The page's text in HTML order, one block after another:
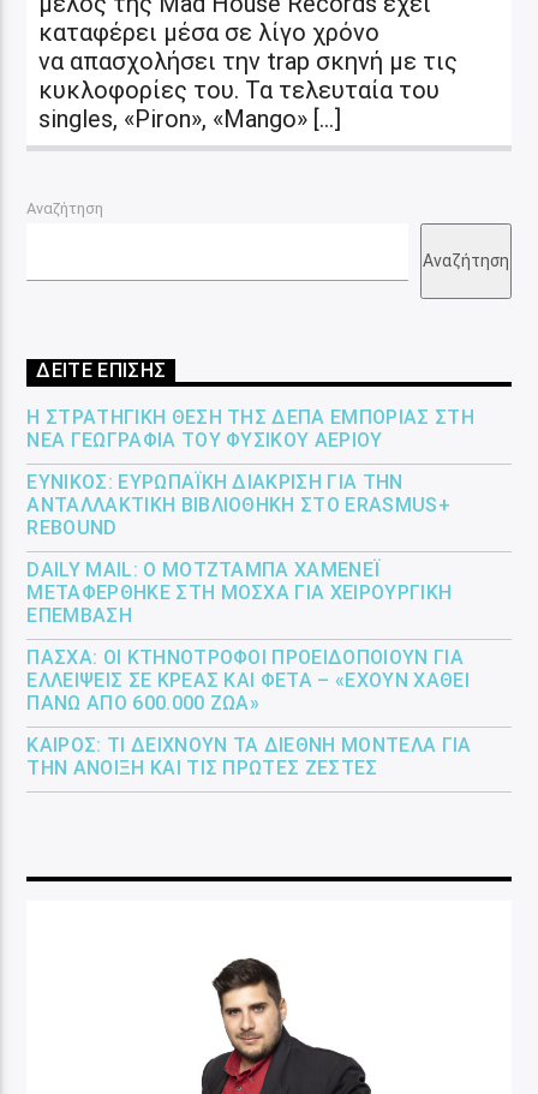
καταφέρει μέσα σε λίγο χρόνο
να απασχολήσει την trap σκηνή με τις
κυκλοφορίες του. Τα τελευταία του
singles, «Piron», «Mango» […]
Αναζήτηση
Αναζήτηση
ΔΕΙΤΕ ΕΠΙΣΗΣ
Η ΣΤΡΑΤΗΓΙΚΉ ΘΈΣΗ ΤΗΣ ΔΕΠΑ ΕΜΠΟΡΊΑΣ ΣΤΗ
ΝΈΑ ΓΕΩΓΡΑΦΊΑ ΤΟΥ ΦΥΣΙΚΟΎ ΑΕΡΊΟΥ
ΕΎΝΙΚΟΣ: ΕΥΡΩΠΑΪΚΉ ΔΙΆΚΡΙΣΗ ΓΙΑ ΤΗΝ
ΑΝΤΑΛΛΑΚΤΙΚΉ ΒΙΒΛΙΟΘΉΚΗ ΣΤΟ ERASMUS+
REBOUND
DAILY MAIL: Ο ΜΟΤΖΤΆΜΠΑ ΧΑΜΕΝΕΪ́
ΜΕΤΑΦΈΡΘΗΚΕ ΣΤΗ ΜΌΣΧΑ ΓΙΑ ΧΕΙΡΟΥΡΓΙΚΉ
ΕΠΈΜΒΑΣΗ
ΠΆΣΧΑ: ΟΙ ΚΤΗΝΟΤΡΌΦΟΙ ΠΡΟΕΙΔΟΠΟΙΟΎΝ ΓΙΑ
ΕΛΛΕΊΨΕΙΣ ΣΕ ΚΡΈΑΣ ΚΑΙ ΦΈΤΑ – «ΈΧΟΥΝ ΧΑΘΕΊ
ΠΆΝΩ ΑΠΌ 600.000 ΖΏΑ»
ΚΑΙΡΌΣ: ΤΙ ΔΕΊΧΝΟΥΝ ΤΑ ΔΙΕΘΝΉ ΜΟΝΤΈΛΑ ΓΙΑ
ΤΗΝ ΆΝΟΙΞΗ ΚΑΙ ΤΙΣ ΠΡΏΤΕΣ ΖΈΣΤΕΣ